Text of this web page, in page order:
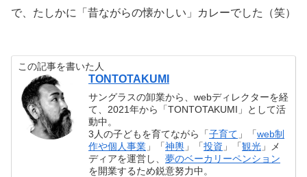
で、たしかに「昔ながらの懐かしい」カレーでした（笑）
この記事を書いた人
TONTOTAKUMI
サングラスの卸業から、webディレクターを経
て、2021年から「TONTOTAKUMI」として活
動中。
3人の子どもを育てながら「子育て 」「web制
作や個人事業 」「神輿 」「投資 」「観光 」メ
ディアを運営し、夢のベーカリーペンション
を開業するため鋭意努力中。